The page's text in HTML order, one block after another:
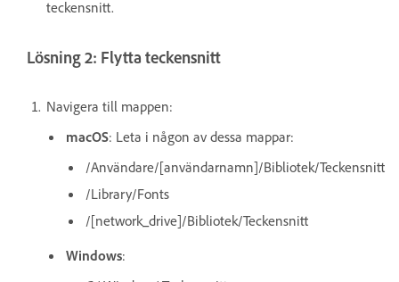
teckensnitt.
Lösning 2: Flytta teckensnitt
Navigera till mappen:
macOS: Leta i någon av dessa mappar:
/Användare/[användarnamn]/Bibliotek/Teckensnitt
/Library/Fonts
/[network_drive]/Bibliotek/Teckensnitt
Windows: